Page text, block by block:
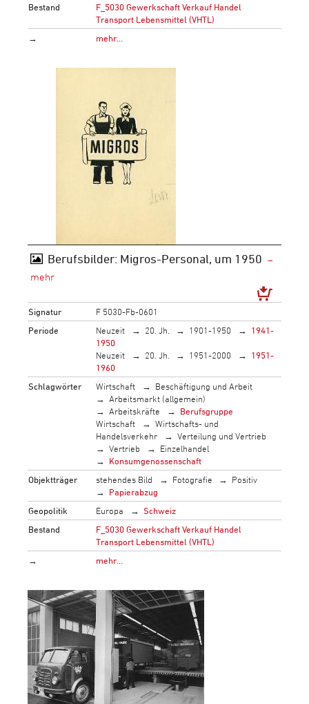
Bestand
F_5030 Gewerkschaft Verkauf Handel
Transport Lebensmittel (VHTL)
→
mehr…
Berufsbilder: Migros-Personal, um 1950
Signatur
F 5030-Fb-0601
Periode
Neuzeit 20. Jh. 1901-1950
1941-
1950
Neuzeit
20. Jh. 1951-2000
1951-
1960
Schlagwörter
Wirtschaft
Beschäftigung und Arbeit
Arbeitsmarkt (allgemein)
Arbeitskräfte
Berufsgruppe
Wirtschaft
Wirtschafts- und
Handelsverkehr
Verteilung und Vertrieb
Vertrieb
Einzelhandel
Konsumgenossenschaft
Objektträger
stehendes Bild Fotografie
Positiv
Papierabzug
Geopolitik
Europa
Schweiz
Bestand
F_5030 Gewerkschaft Verkauf Handel
Transport Lebensmittel (VHTL)
→
mehr…